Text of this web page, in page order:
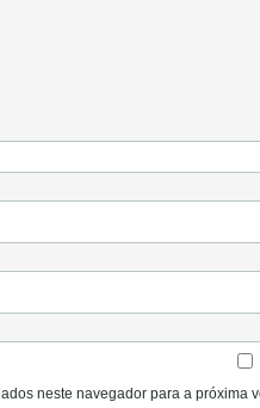
neste navegador para a próxima